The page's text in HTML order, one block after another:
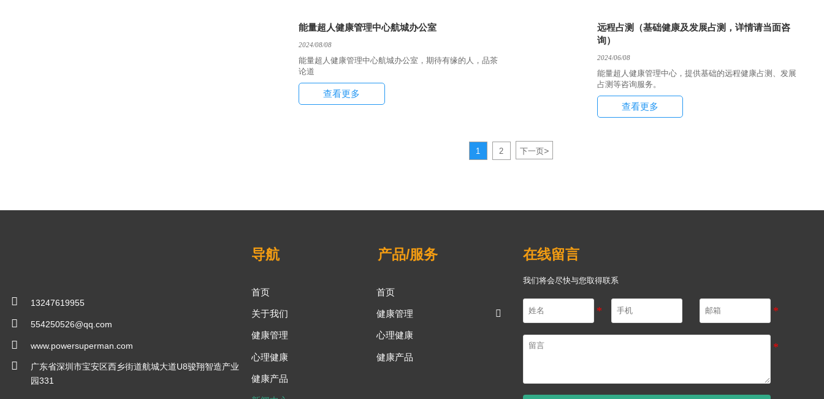
能量超人健康管理中心航城办公室
2024/08/08
能量超人健康管理中心航城办公室，期待有缘的人，品茶
论道
查看更多
远程占测（基础健康及发展占测，详情请当面咨
询）
2024/06/08
能量超人健康管理中心，提供基础的远程健康占测、发展
占测等咨询服务。
查看更多
1 2 下一页>
 13247619955
 554250526@qq.com
 www.powersuperman.com

广东省深圳市宝安区西乡街道航城大道U8骏翔智造产业
园331
导航
首页
关于我们
健康管理
心理健康
健康产品
产品/服务
首页
健康管理 
心理健康
健康产品
在线留言
我们将会尽快与您取得联系